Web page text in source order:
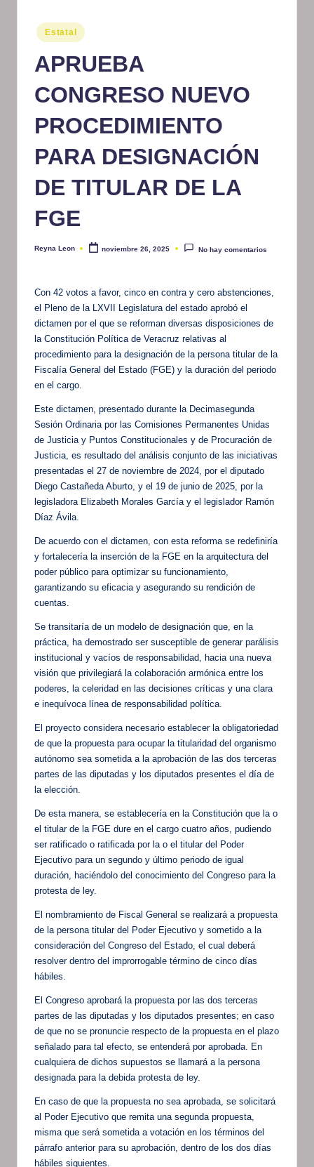
m
at
iv
o
Publicado
en
Estatal
APRUEBA
CONGRESO NUEVO
PROCEDIMIENTO
PARA DESIGNACIÓN
DE TITULAR DE LA
FGE
Publicado
Reyna Leon noviembre 26, 2025 No hay comentarios
Con 42 votos a favor, cinco en contra y cero abstenciones,
el Pleno de la LXVII Legislatura del estado aprobó el
dictamen por el que se reforman diversas disposiciones de
la Constitución Política de Veracruz relativas al
procedimiento para la designación de la persona titular de la
Fiscalía General del Estado (FGE) y la duración del periodo
en el cargo.
Este dictamen, presentado durante la Decimasegunda
Sesión Ordinaria por las Comisiones Permanentes Unidas
de Justicia y Puntos Constitucionales y de Procuración de
Justicia, es resultado del análisis conjunto de las iniciativas
presentadas el 27 de noviembre de 2024, por el diputado
Diego Castañeda Aburto, y el 19 de junio de 2025, por la
legisladora Elizabeth Morales García y el legislador Ramón
Díaz Ávila.
De acuerdo con el dictamen, con esta reforma se redefiniría
y fortalecería la inserción de la FGE en la arquitectura del
poder público para optimizar su funcionamiento,
garantizando su eficacia y asegurando su rendición de
cuentas.
Se transitaría de un modelo de designación que, en la
práctica, ha demostrado ser susceptible de generar parálisis
institucional y vacíos de responsabilidad, hacia una nueva
visión que privilegiará la colaboración armónica entre los
poderes, la celeridad en las decisiones críticas y una clara
e inequívoca línea de responsabilidad política.
El proyecto considera necesario establecer la obligatoriedad
de que la propuesta para ocupar la titularidad del organismo
autónomo sea sometida a la aprobación de las dos terceras
partes de las diputadas y los diputados presentes el día de
la elección.
De esta manera, se establecería en la Constitución que la o
el titular de la FGE dure en el cargo cuatro años, pudiendo
ser ratificado o ratificada por la o el titular del Poder
Ejecutivo para un segundo y último periodo de igual
duración, haciéndolo del conocimiento del Congreso para la
protesta de ley.
El nombramiento de Fiscal General se realizará a propuesta
de la persona titular del Poder Ejecutivo y sometido a la
consideración del Congreso del Estado, el cual deberá
resolver dentro del improrrogable término de cinco días
hábiles.
El Congreso aprobará la propuesta por las dos terceras
partes de las diputadas y los diputados presentes; en caso
de que no se pronuncie respecto de la propuesta en el plazo
señalado para tal efecto, se entenderá por aprobada. En
cualquiera de dichos supuestos se llamará a la persona
designada para la debida protesta de ley.
En caso de que la propuesta no sea aprobada, se solicitará
al Poder Ejecutivo que remita una segunda propuesta,
misma que será sometida a votación en los términos del
párrafo anterior para su aprobación, dentro de los dos días
hábiles siguientes.